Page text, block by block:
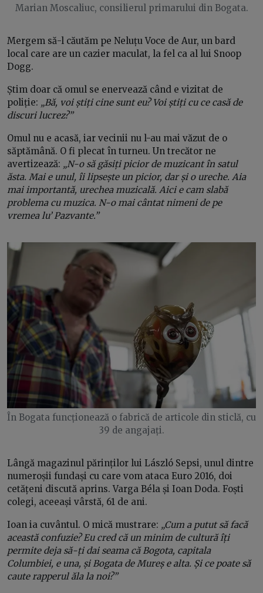
Marian Moscaliuc, consilierul primarului din Bogata.
Mergem să-l căutăm pe Neluțu Voce de Aur, un bard
local care are un cazier maculat, la fel ca al lui Snoop
Dogg.
Știm doar că omul se enervează când e vizitat de
poliție: „Bă, voi știți cine sunt eu? Voi știți cu ce casă de
discuri lucrez?”
Omul nu e acasă, iar vecinii nu l-au mai văzut de o
săptămână. O fi plecat în turneu. Un trecător ne
avertizează: „N-o să găsiți picior de muzicant în satul
ăsta. Mai e unul, îi lipsește un picior, dar și o ureche. Aia
mai importantă, urechea muzicală. Aici e cam slabă
problema cu muzica. N-o mai cântat nimeni de pe
vremea lu’ Pazvante.”
În Bogata funcționează o fabrică de articole din sticlă, cu
39 de angajați.
Lângă magazinul părinților lui László Sepsi, unul dintre
numeroșii fundași cu care vom ataca Euro 2016, doi
cetățeni discută aprins. Varga Béla și Ioan Doda. Foști
colegi, aceeași vârstă, 61 de ani.
Ioan ia cuvântul. O mică mustrare: „Cum a putut să facă
această confuzie? Eu cred că un minim de cultură îți
permite deja să-ți dai seama că Bogota, capitala
Columbiei, e una, și Bogata de Mureș e alta. Și ce poate să
caute rapperul ăla la noi?”